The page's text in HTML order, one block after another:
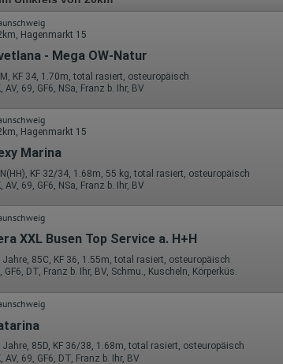
Hagenmarkt 15
- Mega OW-Natur
KF 34, 1.70m, total rasiert, osteuropäisch
AV, 69, GF6, NSa, Franz b. Ihr, BV
Hagenmarkt 15
Marina
KF 32/34, 1.68m, 55 kg, total rasiert, osteuropäisch
AV, 69, GF6, NSa, Franz b. Ihr, BV
XXL Busen Top Service a. H+H
Jahre, 85C, KF 36, 1.55m, total rasiert, osteuropäisch
GF6, DT, Franz b. Ihr, BV, Schmu., Kuscheln, Körperküs.
Jahre, 85D, KF 36/38, 1.68m, total rasiert, osteuropäisch
AV, 69, GF6, DT, Franz b. Ihr, BV